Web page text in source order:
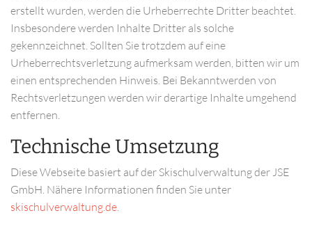
erstellt wurden, werden die Urheberrechte Dritter beachtet.
Insbesondere werden Inhalte Dritter als solche
gekennzeichnet. Sollten Sie trotzdem auf eine
Urheberrechtsverletzung aufmerksam werden, bitten wir um
einen entsprechenden Hinweis. Bei Bekanntwerden von
Rechtsverletzungen werden wir derartige Inhalte umgehend
entfernen.
Technische Umsetzung
Diese Webseite basiert auf der Skischulverwaltung der JSE
GmbH. Nähere Informationen finden Sie unter
skischulverwaltung.de.